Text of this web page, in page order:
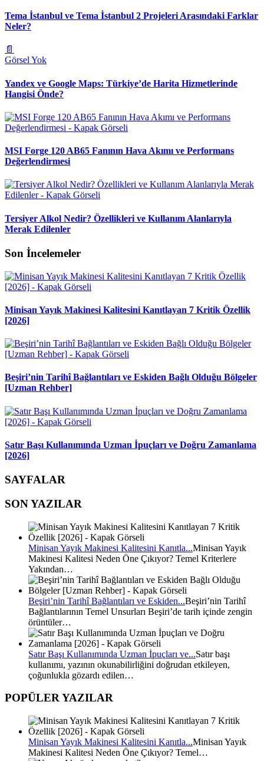
Tema İstanbul ve Tema İstanbul 2 Projeleri Arasındaki Farklar
Neler?
📄
Görsel Yok
Yandex ve Google Maps: Türkiye’de Harita Hizmetlerinde
Hangisi Önde?
MSI Forge 120 AB65 Fanının Hava Akımı ve Performans
Değerlendirmesi
Tersiyer Alkol Nedir? Özellikleri ve Kullanım Alanlarıyla
Merak Edilenler
Son İncelemeler
Minisan Yayık Makinesi Kalitesini Kanıtlayan 7 Kritik Özellik
[2026]
Beşiri’nin Tarihî Bağlantıları ve Eskiden Bağlı Olduğu Bölgeler
[Uzman Rehber]
Satır Başı Kullanımında Uzman İpuçları ve Doğru Zamanlama
[2026]
SAYFALAR
SON YAZILAR
Minisan Yayık Makinesi Kalitesini Kanıtla...Minisan Yayık
Makinesi Kalitesi Neden Öne Çıkıyor? Temel Kriterlere
Yakından…
Beşiri’nin Tarihî Bağlantıları ve Eskiden...Beşiri’nin Tarihî
Bağlantılarının Temel Unsurları Beşiri’de tarih içinde zengin
örüntüler…
Satır Başı Kullanımında Uzman İpuçları ve...Satır başı
kullanımı, yazının okunabilirliğini doğrudan etkileyen,
çoğunlukla gözardı edilen…
POPÜLER YAZILAR
Minisan Yayık Makinesi Kalitesini Kanıtla...Minisan Yayık
Makinesi Kalitesi Neden Öne Çıkıyor? Temel…